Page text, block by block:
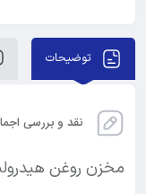
توضیحات
نقد و بررسی
مخزن روغن هیدرولیک